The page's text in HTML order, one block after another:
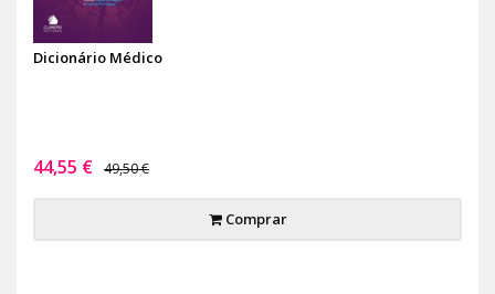
Dicionário Médico
44,55 € 49,50 €
Comprar